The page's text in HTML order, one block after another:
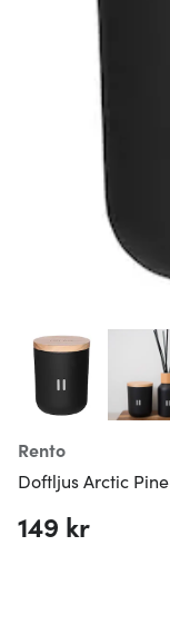
Rento
Doftljus Arctic Pine
149 kr